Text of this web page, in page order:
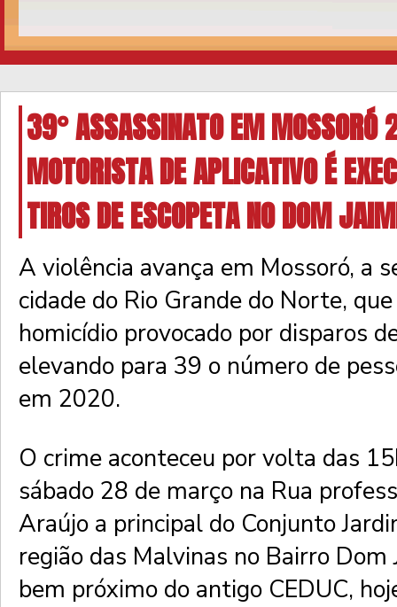
39° ASSASSINATO EM
MOTORISTA DE APLICATIVO É
TIROS DE ESCOPETA NO DOM
A violência avança em Mossoró, a
cidade do Rio Grande do Norte,
homicídio provocado por disparos
elevando para 39 o número de
em 2020.
O crime aconteceu por volta das
sábado 28 de março na Rua
Araújo a principal do Conjunto
região das Malvinas no Bairro Dom
bem próximo do antigo CEDUC,